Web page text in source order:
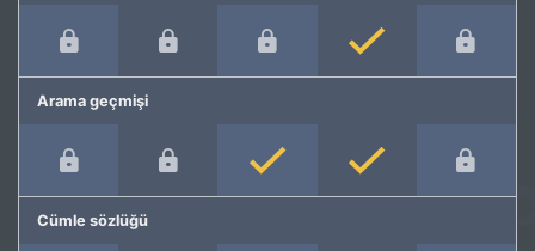
Arama geçmişi
Cümle sözlüğü